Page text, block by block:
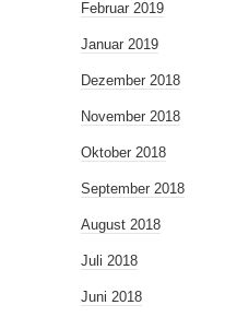
Februar 2019
Januar 2019
Dezember 2018
November 2018
Oktober 2018
September 2018
August 2018
Juli 2018
Juni 2018